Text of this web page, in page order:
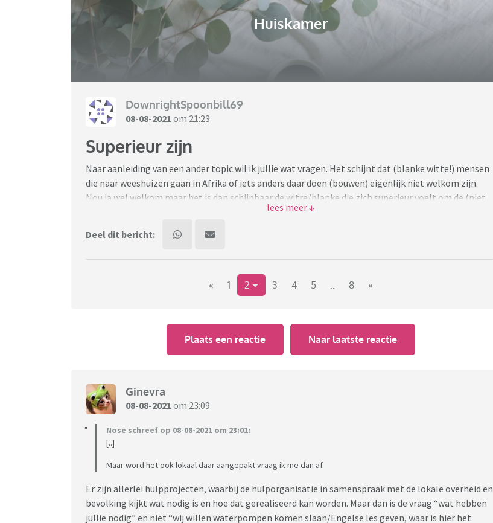
Huiskamer
DownrightSpoonbill69
08-08-2021 om 21:23
Superieur zijn
Naar aanleiding van een ander topic wil ik jullie wat vragen. Het schijnt dat (blanke witte!) mensen
die naar weeshuizen gaan in Afrika of iets anders daar doen (bouwen) eigenlijk niet welkom zijn.
Nou ja wel welkom maar het is dan schijnbaar de witre/blanke die zich superieur voelt om de (niet
witte blanke) te helpen. Ik heb onder een steen gelegen want ik wist dit oprecht niet. Nu dacht ik
goede doelen. Ja ik geef dus aan weeshuizen en heb weleens grote bedragen bij elkaar gesponsert.
Deel dit bericht:
« 1 2 3 4 5 .. 8 »
Plaats een reactie Naar laatste reactie
Ginevra
08-08-2021 om 23:09
Nose schreef op 08-08-2021 om 23:01:
[..]
Maar word het ook lokaal daar aangepakt vraag ik me dan af.
Er zijn allerlei hulpprojecten, waarbij de hulporganisatie in samenspraak met de lokale overheid en
bevolking kijkt wat nodig is en hoe dat gerealiseerd kan worden. Maar dan is de vraag “wat hebben
jullie nodig” en niet “wij willen waterpompen komen slaan/Engelse les geven, waar is hier het